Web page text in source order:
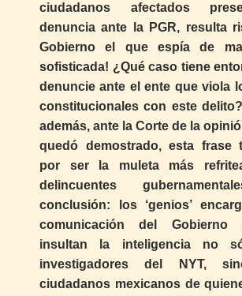
ciudadanos afectados
denuncia ante la PGR, resulta
Gobierno el que espía de
sofisticada! ¿Qué caso tiene
denuncie ante el ente que viola
constitucionales con este
además, ante la Corte de la
quedó demostrado, esta frase
por ser la muleta más
delincuentes
conclusión: los ‘genios’
comunicación del Gobierno
insultan la inteligencia no
investigadores del NYT,
ciudadanos mexicanos de